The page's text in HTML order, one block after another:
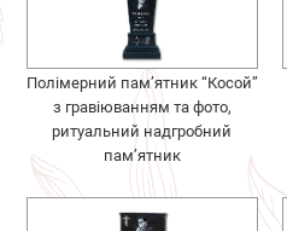
Полімерний пам’ятник “Косой”
з гравіюванням та фото,
ритуальний надгробний
пам’ятник